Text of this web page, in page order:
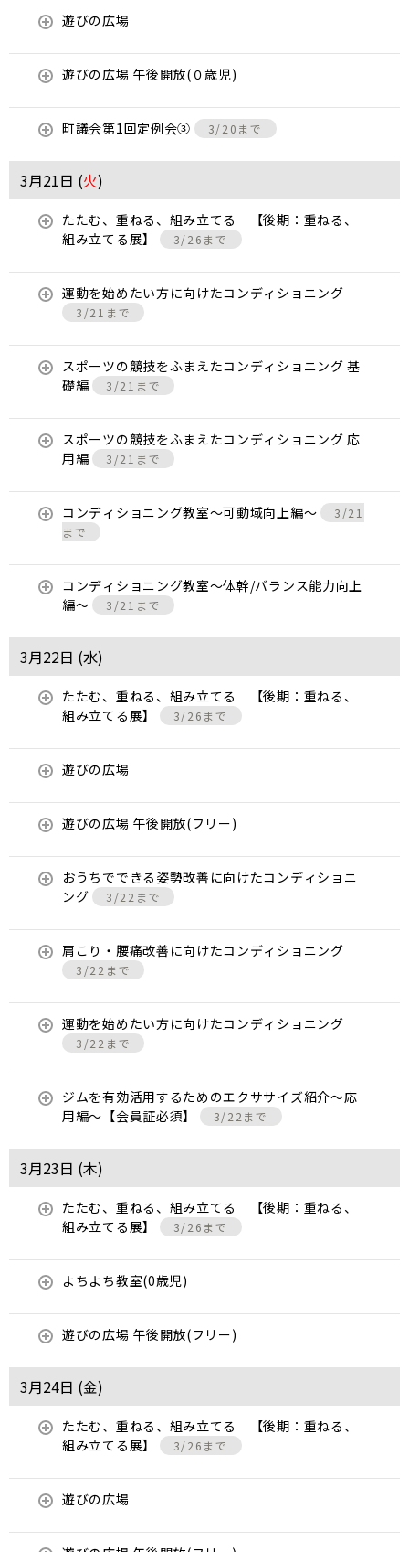
遊びの広場
遊びの広場 午後開放(０歳児)
町議会第1回定例会③ 3/20まで
3月21日 (火)
たたむ、重ねる、組み立てる 【後期：重ねる、
組み立てる展】
3/26まで
運動を始めたい方に向けたコンディショニング
3/21まで
スポーツの競技をふまえたコンディショニング 基
礎編
3/21まで
スポーツの競技をふまえたコンディショニング 応
用編
3/21まで
コンディショニング教室〜可動域向上編〜
3/21
まで
コンディショニング教室〜体幹/バランス能力向上
編〜
3/21まで
3月22日 (水)
たたむ、重ねる、組み立てる 【後期：重ねる、
組み立てる展】
3/26まで
遊びの広場
遊びの広場 午後開放(フリー)
おうちでできる姿勢改善に向けたコンディショニ
ング
3/22まで
肩こり・腰痛改善に向けたコンディショニング
3/22まで
運動を始めたい方に向けたコンディショニング
3/22まで
ジムを有効活用するためのエクササイズ紹介〜応
用編〜【会員証必須】
3/22まで
3月23日 (木)
たたむ、重ねる、組み立てる 【後期：重ねる、
組み立てる展】
3/26まで
よちよち教室(0歳児)
遊びの広場 午後開放(フリー)
3月24日 (金)
たたむ、重ねる、組み立てる 【後期：重ねる、
組み立てる展】
3/26まで
遊びの広場